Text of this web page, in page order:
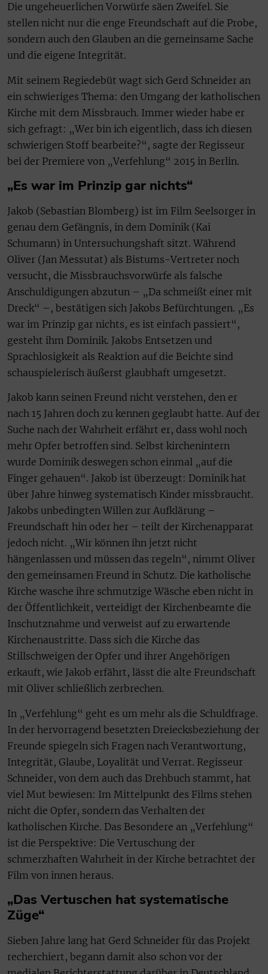
Die ungeheuerlichen Vorwürfe säen Zweifel. Sie
stellen nicht nur die enge Freundschaft auf die Probe,
sondern auch den Glauben an die gemeinsame Sache
und die eigene Integrität.
Mit seinem Regiedebüt wagt sich Gerd Schneider an
ein schwieriges Thema: den Umgang der katholischen
Kirche mit dem Missbrauch. Immer wieder habe er
sich gefragt: „Wer bin ich eigentlich, dass ich diesen
schwierigen Stoff bearbeite?“, sagte der Regisseur
bei der Premiere von „Verfehlung“ 2015 in Berlin.
„Es war im Prinzip gar nichts“
Jakob (Sebastian Blomberg) ist im Film Seelsorger in
genau dem Gefängnis, in dem Dominik (Kai
Schumann) in Untersuchungshaft sitzt. Während
Oliver (Jan Messutat) als Bistums-Vertreter noch
versucht, die Missbrauchsvorwürfe als falsche
Anschuldigungen abzutun – „Da schmeißt einer mit
Dreck“ –, bestätigen sich Jakobs Befürchtungen. „Es
war im Prinzip gar nichts, es ist einfach passiert“,
gesteht ihm Dominik. Jakobs Entsetzen und
Sprachlosigkeit als Reaktion auf die Beichte sind
schauspielerisch äußerst glaubhaft umgesetzt.
Jakob kann seinen Freund nicht verstehen, den er
nach 15 Jahren doch zu kennen geglaubt hatte. Auf der
Suche nach der Wahrheit erfährt er, dass wohl noch
mehr Opfer betroffen sind. Selbst kirchenintern
wurde Dominik deswegen schon einmal „auf die
Finger gehauen“. Jakob ist überzeugt: Dominik hat
über Jahre hinweg systematisch Kinder missbraucht.
Jakobs unbedingten Willen zur Aufklärung –
Freundschaft hin oder her – teilt der Kirchenapparat
jedoch nicht. „Wir können ihn jetzt nicht
hängenlassen und müssen das regeln“, nimmt Oliver
den gemeinsamen Freund in Schutz. Die katholische
Kirche wasche ihre schmutzige Wäsche eben nicht in
der Öffentlichkeit, verteidigt der Kirchenbeamte die
Inschutznahme und verweist auf zu erwartende
Kirchenaustritte. Dass sich die Kirche das
Stillschweigen der Opfer und ihrer Angehörigen
erkauft, wie Jakob erfährt, lässt die alte Freundschaft
mit Oliver schließlich zerbrechen.
In „Verfehlung“ geht es um mehr als die Schuldfrage.
In der hervorragend besetzten Dreiecksbeziehung der
Freunde spiegeln sich Fragen nach Verantwortung,
Integrität, Glaube, Loyalität und Verrat. Regisseur
Schneider, von dem auch das Drehbuch stammt, hat
viel Mut bewiesen: Im Mittelpunkt des Films stehen
nicht die Opfer, sondern das Verhalten der
katholischen Kirche. Das Besondere an „Verfehlung“
ist die Perspektive: Die Vertuschung der
schmerzhaften Wahrheit in der Kirche betrachtet der
Film von innen heraus.
„Das Vertuschen hat systematische
Züge“
Sieben Jahre lang hat Gerd Schneider für das Projekt
recherchiert, begann damit also schon vor der